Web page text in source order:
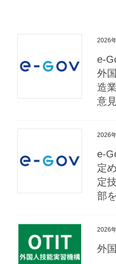
2026
e-
外
造
意
2026
e-
定
定
部
2026
外